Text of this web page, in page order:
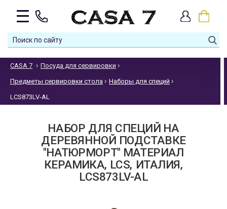
CASA 7 Посуда для сервировки
Предметы сервировки стола Наборы для специй
LCS873LV-AL
НАБОР ДЛЯ СПЕЦИЙ НА
ДЕРЕВЯННОЙ ПОДСТАВКЕ
"НАТЮРМОРТ" МАТЕРИАЛ
КЕРАМИКА, LCS, ИТАЛИЯ,
LCS873LV-AL